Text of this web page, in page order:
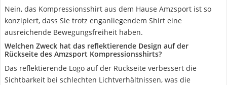
Nein, das Kompressionsshirt aus dem Hause Amzsport ist so
konzipiert, dass Sie trotz enganliegendem Shirt eine
ausreichende Bewegungsfreiheit haben.
Welchen Zweck hat das reflektierende Design auf der
Rückseite des Amzsport Kompressionsshirts?
Das reflektierende Logo auf der Rückseite verbessert die
Sichtbarkeit bei schlechten Lichtverhältnissen, was die